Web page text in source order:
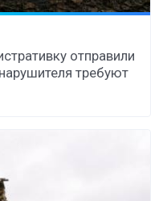
отправили
требуют